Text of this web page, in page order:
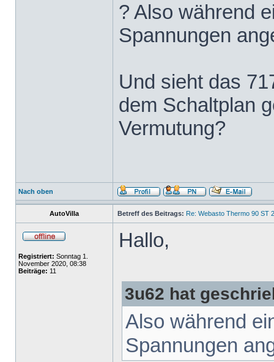
? Also während
Spannungen
Und sieht das
dem Schaltplan
Vermutung?
Nach oben
AutoVilla Betreff des Beitrags: Re: Webasto Thermo 90 ST
Registriert: Sonntag 1.
November 2020, 08:38
Beiträge: 11
Hallo,
3u62 hat
Also während
Spannungen